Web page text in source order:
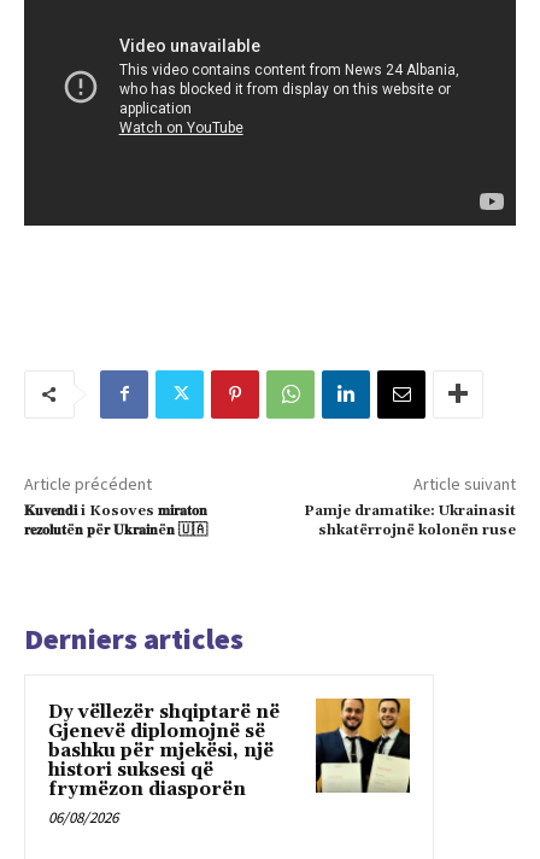
Article précédent
𝐊𝐮𝐯𝐞𝐧𝐝𝐢 i Kosoves 𝐦𝐢𝐫𝐚𝐭𝐨𝐧
𝐫𝐞𝐳𝐨𝐥𝐮𝐭ë𝐧 𝐩ë𝐫 𝐔𝐤𝐫𝐚𝐢𝐧ë𝐧 🇺🇦
Article suivant
Pamje dramatike: Ukrainasit
shkatërrojnë kolonën ruse
Derniers articles
Dy vëllezër shqiptarë në
Gjenevë diplomojnë së
bashku për mjekësi, një
histori suksesi që
frymëzon diasporën
06/08/2026